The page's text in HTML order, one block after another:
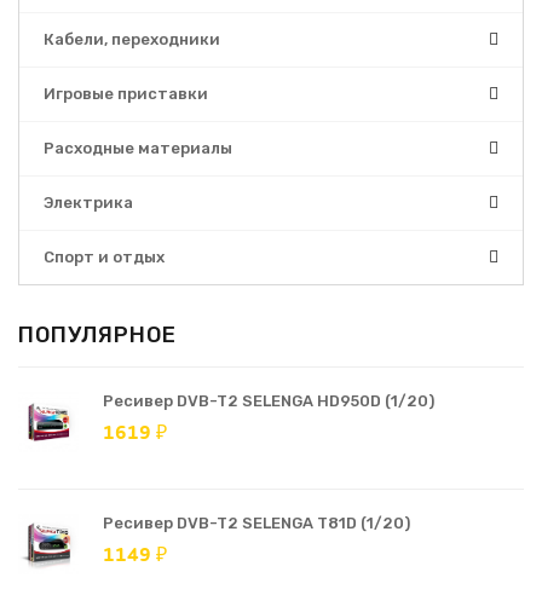
Кабели, переходники
Игровые приставки
Расходные материалы
Электрика
Спорт и отдых
ПОПУЛЯРНОЕ
Ресивер DVB-T2 SELENGA HD950D (1/20)
1619 ₽
Ресивер DVB-T2 SELENGA T81D (1/20)
1149 ₽